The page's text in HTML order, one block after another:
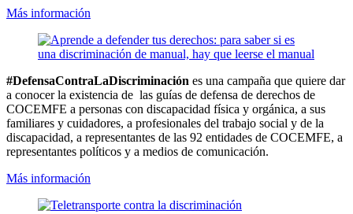
Más información
#DefensaContraLaDiscriminación es una campaña que quiere dar
a conocer la existencia de las guías de defensa de derechos de
COCEMFE a personas con discapacidad física y orgánica, a sus
familiares y cuidadores, a profesionales del trabajo social y de la
discapacidad, a representantes de las 92 entidades de COCEMFE, a
representantes políticos y a medios de comunicación.
Más información